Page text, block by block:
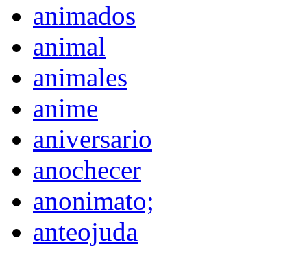
animados
animal
animales
anime
aniversario
anochecer
anonimato;
anteojuda